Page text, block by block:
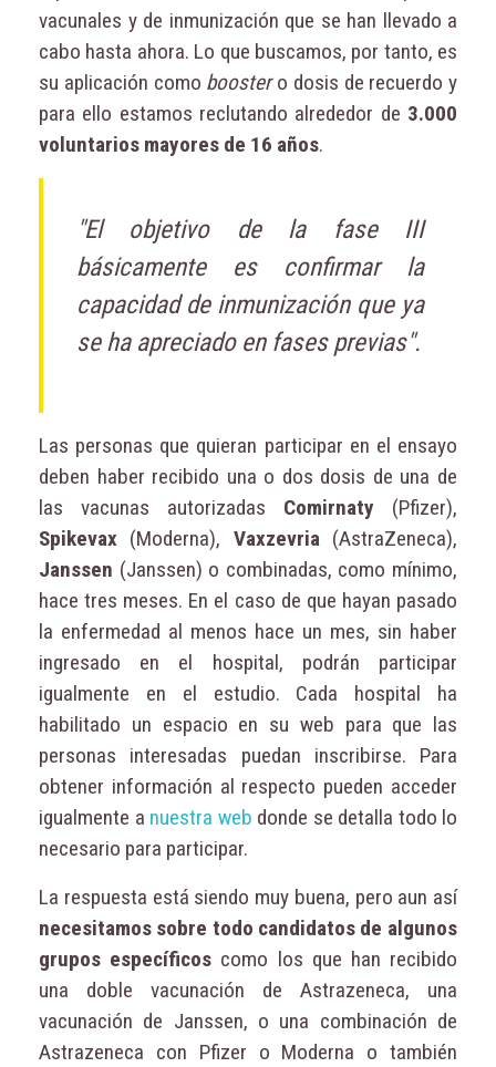
vacunales y de inmunización que se han llevado a
cabo hasta ahora. Lo que buscamos, por tanto, es
su aplicación como boostero dosis de recuerdo y
para ello estamos reclutando alrededor de 3.000
voluntarios mayores de 16 años.
"El objetivo de la fase III
básicamente es confirmar la
capacidad de inmunización que ya
se ha apreciado en fases previas".
Las personas que quieran participar en el ensayo
deben haber recibido una o dos dosis de una de
las vacunas autorizadas Comirnaty (Pfizer),
Spikevax (Moderna), Vaxzevria(AstraZeneca),
Janssen (Janssen) o combinadas, como mínimo,
hace tres meses. En el caso de que hayan pasado
la enfermedad al menos hace un mes, sin haber
ingresado en el hospital, podrán participar
igualmente en el estudio. Cada hospital ha
habilitado un espacio en su web para que las
personas interesadas puedan inscribirse. Para
obtener información al respecto pueden acceder
igualmente a nuestra web donde se detalla todo lo
necesario para participar.
La respuesta está siendo muy buena, pero aun así
necesitamos sobre todo candidatos de algunos
grupos específicos como los que han recibido
una doble vacunación de Astrazeneca, una
vacunación de Janssen, o una combinación de
Astrazeneca con Pfizer o Moderna o también